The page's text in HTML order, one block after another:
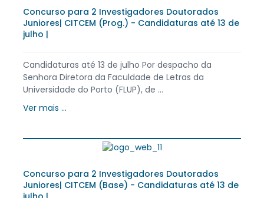
Concurso para 2 Investigadores Doutorados
Juniores| CITCEM (Prog.) - Candidaturas até 13 de
julho |
Candidaturas até 13 de julho Por despacho da
Senhora Diretora da Faculdade de Letras da
Universidade do Porto (FLUP), de ...
Ver mais ...
Concurso para 2 Investigadores Doutorados
Juniores| CITCEM (Base) - Candidaturas até 13 de